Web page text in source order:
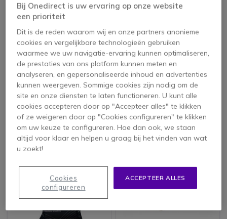
Approx Adapter
dubbele jack naar USB
3.4 van 4 Reviews
9,95 €
1,95 € ex. BTW -80%
Universele kunstleren
oorkussens 50mm
(x2)
4.2 van 7 Reviews
5,95 € ex. BTW
Bij Onedirect is uw ervaring op onze website
een prioriteit
Dit is de reden waarom wij en onze partners anonieme
cookies en vergelijkbare technologieën gebruiken
waarmee we uw navigatie-ervaring kunnen optimaliseren,
de prestaties van ons platform kunnen meten en
analyseren, en gepersonaliseerde inhoud en advertenties
kunnen weergeven. Sommige cookies zijn nodig om de
site en onze diensten te laten functioneren. U kunt alle
cookies accepteren door op "Accepteer alles" te klikken
of ze weigeren door op "Cookies configureren" te klikken
om uw keuze te configureren. Hoe dan ook, we staan
altijd voor klaar en helpen u graag bij het vinden van wat
u zoekt!
ACCEPTEER ALLES
Cookies
configureren